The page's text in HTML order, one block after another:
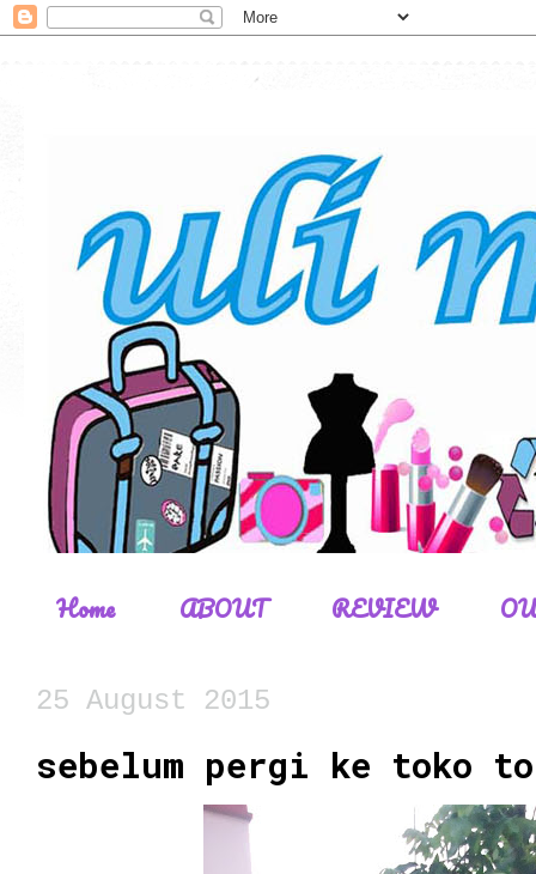
Home ABOUT REVIEW
25 August 2015
sebelum pergi ke toko